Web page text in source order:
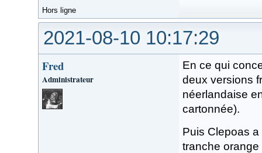
Hors ligne
2021-08-10 10:17:29
Fred
Administrateur
En ce qui
deux versions
néerlandaise
cartonnée).
Puis Clepoas
tranche